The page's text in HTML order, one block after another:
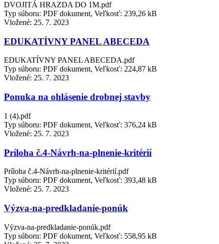
DVOJITÁ HRAZDA DO 1M.pdf
Typ súboru: PDF dokument, Veľkosť: 239,26 kB
Vložené: 25. 7. 2023
EDUKATÍVNY PANEL ABECEDA
EDUKATÍVNY PANEL ABECEDA.pdf
Typ súboru: PDF dokument, Veľkosť: 224,87 kB
Vložené: 25. 7. 2023
Ponuka na ohlásenie drobnej stavby
1 (4).pdf
Typ súboru: PDF dokument, Veľkosť: 376,24 kB
Vložené: 25. 7. 2023
Príloha č.4-Návrh-na-plnenie-kritérií
Príloha č.4-Návrh-na-plnenie-kritérií.pdf
Typ súboru: PDF dokument, Veľkosť: 393,48 kB
Vložené: 25. 7. 2023
Výzva-na-predkladanie-ponúk
Výzva-na-predkladanie-ponúk.pdf
Typ súboru: PDF dokument, Veľkosť: 558,95 kB